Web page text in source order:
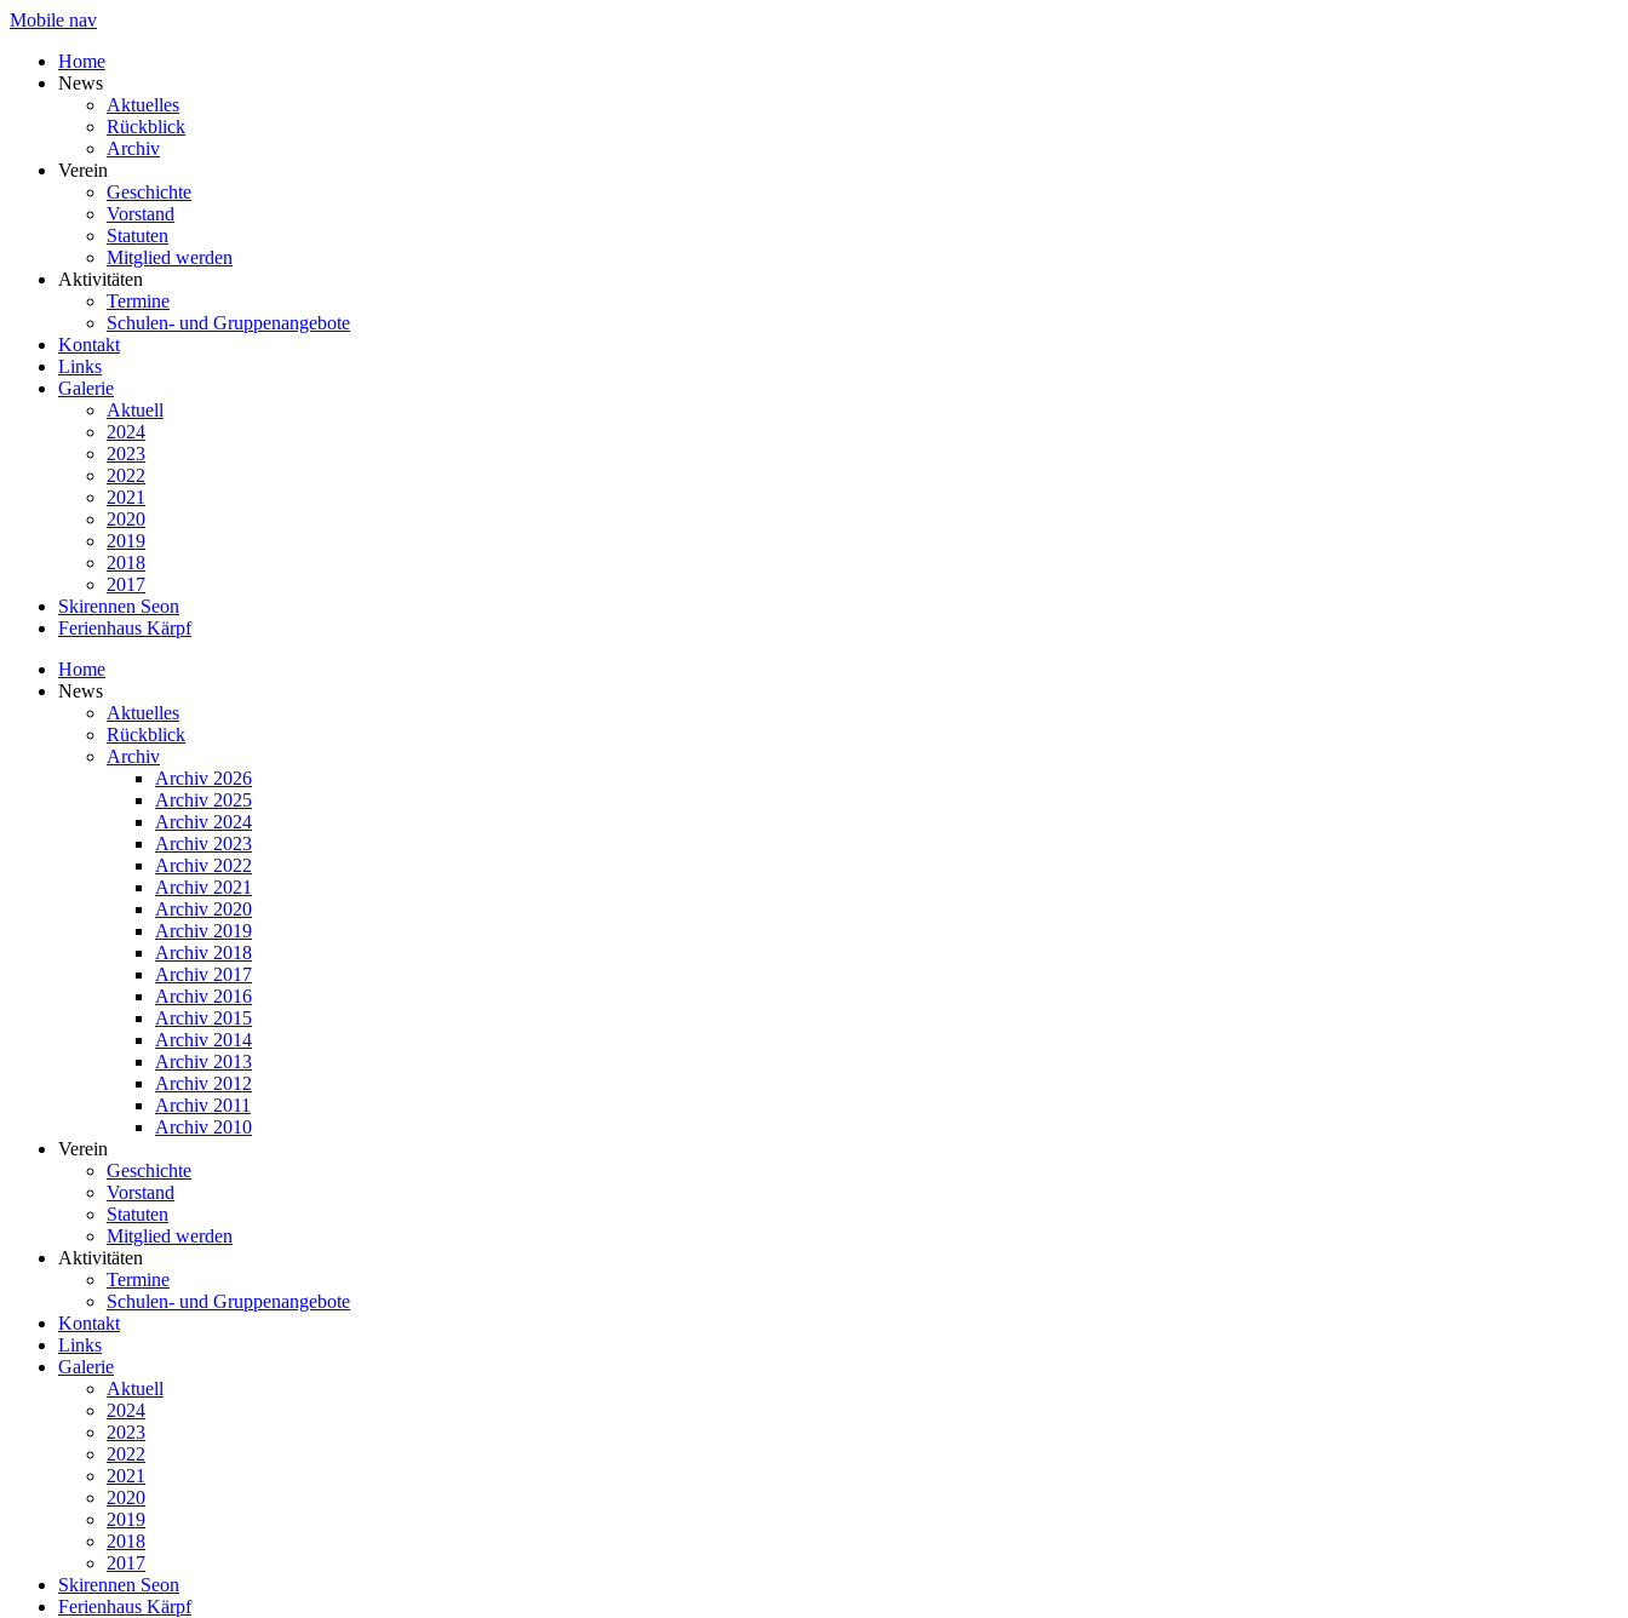
Mobile nav
Home
News
Aktuelles
Rückblick
Archiv
Verein
Geschichte
Vorstand
Statuten
Mitglied werden
Aktivitäten
Termine
Schulen- und Gruppenangebote
Kontakt
Links
Galerie
Aktuell
2024
2023
2022
2021
2020
2019
2018
2017
Skirennen Seon
Ferienhaus Kärpf
Home
News
Aktuelles
Rückblick
Archiv
Archiv 2026
Archiv 2025
Archiv 2024
Archiv 2023
Archiv 2022
Archiv 2021
Archiv 2020
Archiv 2019
Archiv 2018
Archiv 2017
Archiv 2016
Archiv 2015
Archiv 2014
Archiv 2013
Archiv 2012
Archiv 2011
Archiv 2010
Verein
Geschichte
Vorstand
Statuten
Mitglied werden
Aktivitäten
Termine
Schulen- und Gruppenangebote
Kontakt
Links
Galerie
Aktuell
2024
2023
2022
2021
2020
2019
2018
2017
Skirennen Seon
Ferienhaus Kärpf